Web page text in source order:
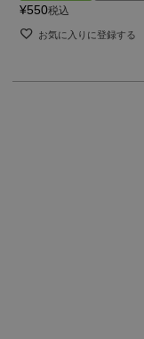
¥550税込
お気に入りに登録する